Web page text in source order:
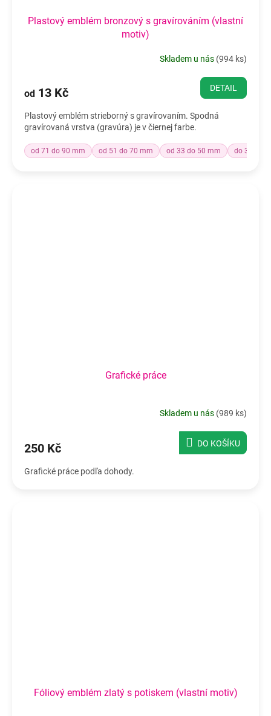
Plastový emblém bronzový s gravírováním (vlastní
motiv)
Skladem u nás (994 ks)
od 13 Kč DETAIL
Plastový emblém strieborný s gravírovaním. Spodná
gravírovaná vrstva (gravúra) je v čiernej farbe.
od 71 do 90 mm od 51 do 70 mm od 33 do 50 mm do 32 mm
Grafické práce
Skladem u nás (989 ks)
250 Kč DO KOŠÍKU
Grafické práce podľa dohody.
Fóliový emblém zlatý s potiskem (vlastní motiv)